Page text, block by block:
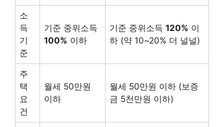
소
득
기
준
기준 중위소득
100% 이하
기준 중위소득 120% 이
하 (약 10~20% 더 널널)
주
택
요
건
월세 50만원
이하
월세 50만원 이하 (보증
금 5천만원 이하)